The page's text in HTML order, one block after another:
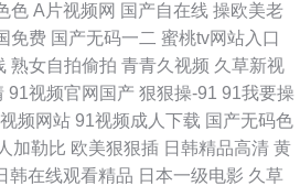
色 A片视频网 国产自在线 操欧美老
免费 国产无码一二 蜜桃tv网站入口
熟女自拍偷拍 青青久视频 久草新视
91视频官网国产 狠狠操-91 91我要操
频网站 91视频成人下载 国产无码色
加勒比 欧美狠狠插 日韩精品高清 黄
韩在线观看精品 日本一级电影 久草